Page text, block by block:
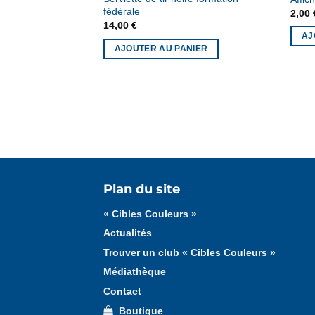
fédérale
14,00 €
AJOUTER AU PANIER
2,00
Plan du site
« Cibles Couleurs »
Actualités
Trouver un club « Cibles Couleurs »
Médiathèque
Contact
Boutique